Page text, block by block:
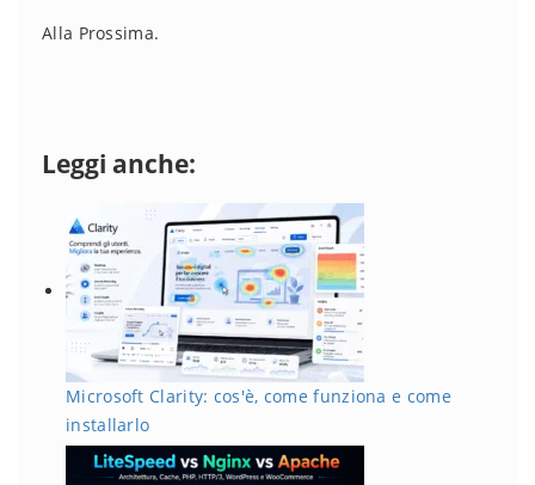
Alla Prossima.
Leggi anche:
Microsoft Clarity: cos'è, come funziona e come
installarlo